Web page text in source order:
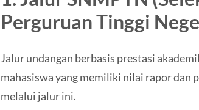
Perguruan Tinggi
Jalur undangan berbasis prestasi
mahasiswa yang memiliki nilai rapor dan
melalui jalur ini.